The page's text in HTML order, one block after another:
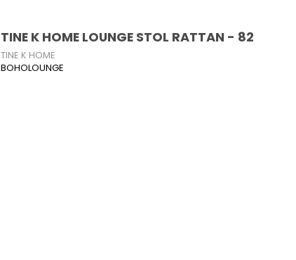
TINE K HOME LOUNGE STOL RATTAN - 82
TINE K HOME
BOHOLOUNGE